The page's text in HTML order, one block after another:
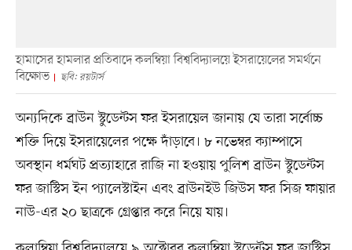
হামাসের হামলার প্রতিবাদে কলম্বিয়া বিশ্ববিদ্যালয়ে ইসরায়েলের সমর্থনে
বিক্ষোভ
ছবি: রয়টার্স
অন্যদিকে ব্রাউন স্টুডেন্টস ফর ইসরায়েল জানায় যে তারা সর্বোচ্চ
শক্তি দিয়ে ইসরায়েলের পক্ষে দাঁড়াবে। ৮ নভেম্বর ক্যাম্পাসে
অবস্থান ধর্মঘট প্রত্যাহারে রাজি না হওয়ায় পুলিশ ব্রাউন স্টুডেন্টস
ফর জাস্টিস ইন প্যালেস্টাইন এবং ব্রাউনইউ জিউস ফর সিজ ফায়ার
নাউ-এর ২০ ছাত্রকে গ্রেপ্তার করে নিয়ে যায়।